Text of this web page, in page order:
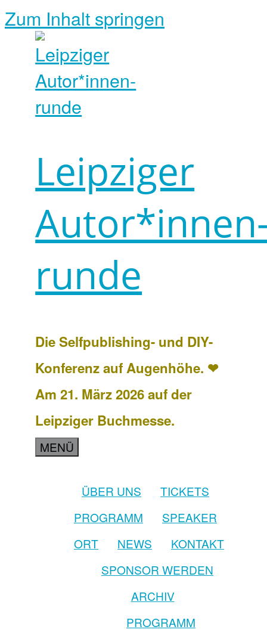
Zum Inhalt springen
Leipziger
runde
Die Selfpublishing- und DIY-
Konferenz auf Augenhöhe. ❤
Am 21. März 2026 auf der
Leipziger Buchmesse.
MENÜ
ÜBER UNS
TICKETS
PROGRAMM
SPEAKER
ORT
NEWS
KONTAKT
SPONSOR WERDEN
ARCHIV
PROGRAMM